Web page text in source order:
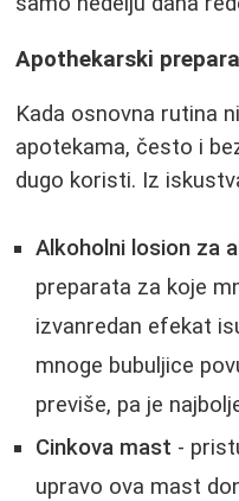
Apothekarski
Kada osnovna rutina
apotekama, često i
dugo koristi. Iz
Alkoholni losion za
preparata za koje
izvanredan efekat
mnoge bubuljice
previše, pa je
Cinkova mast -
upravo ova mast